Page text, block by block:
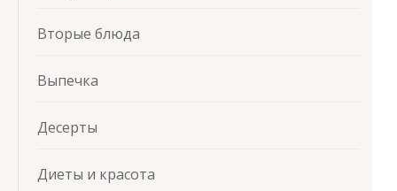
Вторые блюда
Выпечка
Десерты
Диеты и красота